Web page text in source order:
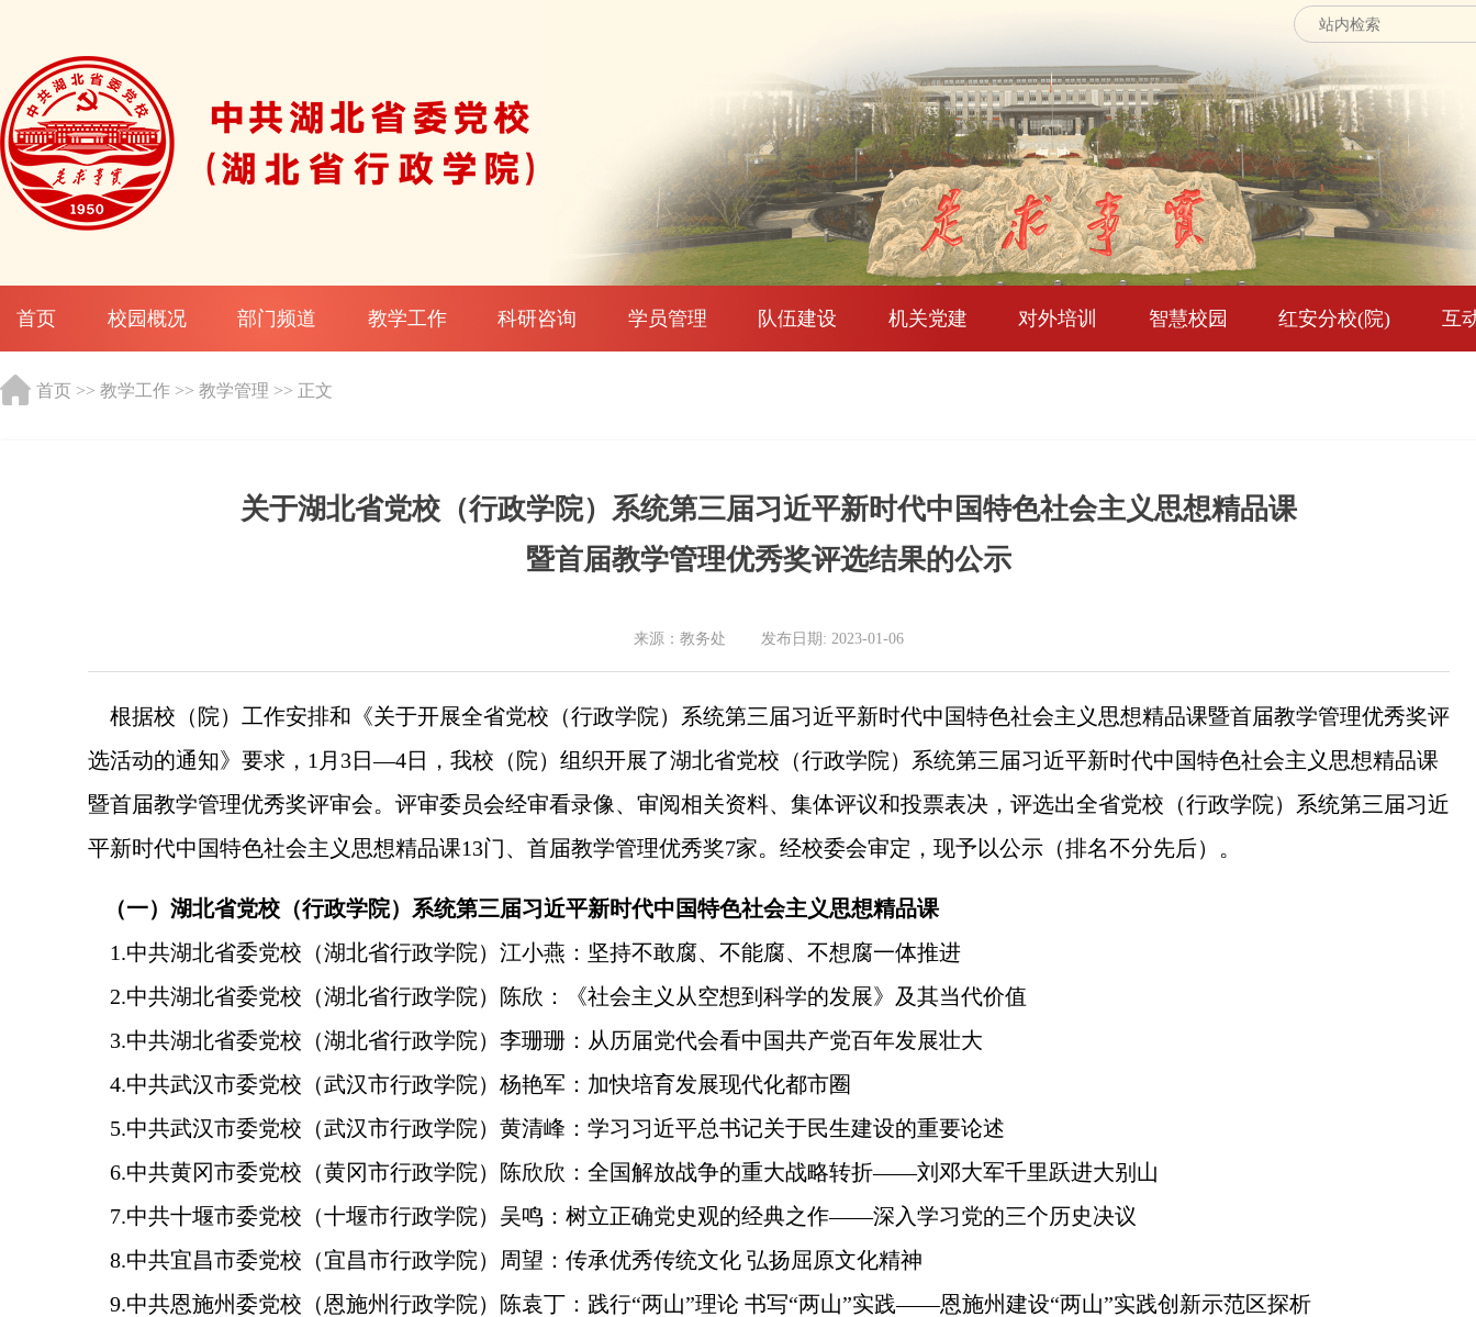
首页 校园概况 部门频道 教学工作 科研咨询 学员管理 队伍建设 机关党建 对外培训 智慧校园 红安分校(院) 互
首页 >> 教学工作 >> 教学管理 >> 正文
关于湖北省党校（行政学院）系统第三届习近平新时代中国特色社会主义思想精品课
暨首届教学管理优秀奖评选结果的公示
来源：教务处 发布日期: 2023-01-06
根据校（院）工作安排和《关于开展全省党校（行政学院）系统第三届习近平新时代中国特色社会主义思想精品课暨首届教学管理优秀奖评
选活动的通知》要求，1月3日—4日，我校（院）组织开展了湖北省党校（行政学院）系统第三届习近平新时代中国特色社会主义思想精品课
暨首届教学管理优秀奖评审会。评审委员会经审看录像、审阅相关资料、集体评议和投票表决，评选出全省党校（行政学院）系统第三届习近
平新时代中国特色社会主义思想精品课13门、首届教学管理优秀奖7家。经校委会审定，现予以公示（排名不分先后）。
（一）湖北省党校（行政学院）系统第三届习近平新时代中国特色社会主义思想精品课
1.中共湖北省委党校（湖北省行政学院）江小燕：坚持不敢腐、不能腐、不想腐一体推进
2.中共湖北省委党校（湖北省行政学院）陈欣：《社会主义从空想到科学的发展》及其当代价值
3.中共湖北省委党校（湖北省行政学院）李珊珊：从历届党代会看中国共产党百年发展壮大
4.中共武汉市委党校（武汉市行政学院）杨艳军：加快培育发展现代化都市圈
5.中共武汉市委党校（武汉市行政学院）黄清峰：学习习近平总书记关于民生建设的重要论述
6.中共黄冈市委党校（黄冈市行政学院）陈欣欣：全国解放战争的重大战略转折——刘邓大军千里跃进大别山
7.中共十堰市委党校（十堰市行政学院）吴鸣：树立正确党史观的经典之作——深入学习党的三个历史决议
8.中共宜昌市委党校（宜昌市行政学院）周望：传承优秀传统文化 弘扬屈原文化精神
9.中共恩施州委党校（恩施州行政学院）陈袁丁：践行“两山”理论 书写“两山”实践——恩施州建设“两山”实践创新示范区探析